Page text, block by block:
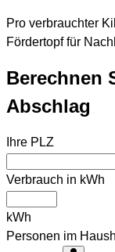
Pro verbrauchter
Fördertopf für
Berechnen
Abschlag
Ihre PLZ
Verbrauch in kWh
kWh
Personen im